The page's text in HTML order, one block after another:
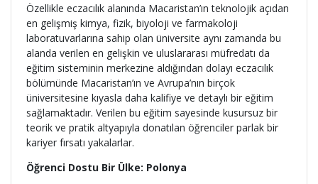
Özellikle eczacılık alanında Macaristan’ın teknolojik açıdan
en gelişmiş kimya, fizik, biyoloji ve farmakoloji
laboratuvarlarına sahip olan üniversite aynı zamanda bu
alanda verilen en gelişkin ve uluslararası müfredatı da
eğitim sisteminin merkezine aldığından dolayı eczacılık
bölümünde Macaristan’ın ve Avrupa’nın birçok
üniversitesine kıyasla daha kalifiye ve detaylı bir eğitim
sağlamaktadır. Verilen bu eğitim sayesinde kusursuz bir
teorik ve pratik altyapıyla donatılan öğrenciler parlak bir
kariyer fırsatı yakalarlar.
Öğrenci Dostu Bir Ülke: Polonya